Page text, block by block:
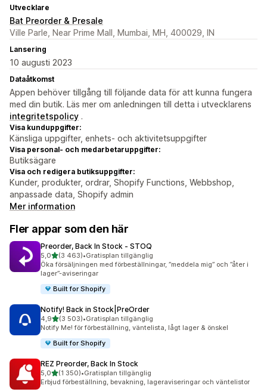
Utvecklare
Bat Preorder & Presale
Ville Parle, Near Prime Mall, Mumbai, MH, 400029, IN
Lansering
10 augusti 2023
Dataåtkomst
Appen behöver tillgång till följande data för att kunna fungera
med din butik. Läs mer om anledningen till detta i utvecklarens
integritetspolicy .
Visa kunduppgifter:
Känsliga uppgifter, enhets- och aktivitetsuppgifter
Visa personal- och medarbetaruppgifter:
Butiksägare
Visa och redigera butiksuppgifter:
Kunder, produkter, ordrar, Shopify Functions, Webbshop,
anpassade data, Shopify admin
Mer information
Fler appar som den här
Preorder, Back In Stock ‑ STOQ
5,0av 5 stjärnor
(3 463)
3463 recensioner totalt
•Gratisplan tillgänglig
Öka försäljningen med förbeställningar, ”meddela mig” och ”åter i
lager”-aviseringar
Built for Shopify
Notify! Back in Stock|PreOrder
4,9av 5 stjärnor
(3 503)
3503 recensioner totalt
•Gratisplan tillgänglig
Notify Me! för förbeställning, väntelista, lågt lager & önskel
Built for Shopify
REZ Preorder, Back In Stock
5,0av 5 stjärnor
(1 350)
1350 recensioner totalt
•Gratisplan tillgänglig
Erbjud förbeställning, bevakning, lageraviseringar och väntelistor